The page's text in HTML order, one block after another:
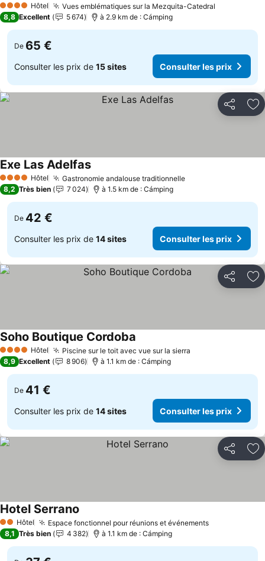
4 Étoiles Hôtel Vues emblématiques sur la Mezquita-Catedral
8,8 Excellent 5 674 à 2.9 km de : Cámping
De 65 €
Consulter les prix de 15 sites Consulter les prix
Partager
4 Étoiles Hôtel Gastronomie andalouse traditionnelle
Exe Las Adelfas
8,2 Très bien 7 024 à 1.5 km de : Cámping
De 42 €
Consulter les prix de 14 sites Consulter les prix
Partager
4 Étoiles Hôtel Piscine sur le toit avec vue sur la sierra
Soho Boutique Cordoba
8,9 Excellent 8 906 à 1.1 km de : Cámping
De 41 €
Consulter les prix de 14 sites Consulter les prix
Partager
2 Étoiles
Hôtel Espace fonctionnel pour réunions et événements
Hotel Serrano
8,1 Très bien 4 382 à 1.1 km de : Cámping